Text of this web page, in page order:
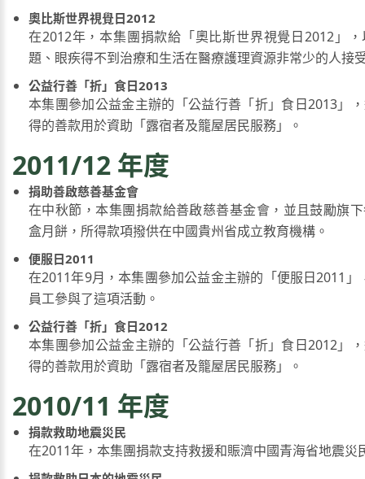
奧比斯世界視覺日2012
在2012年，本集團捐款給「奧比斯世界視覺日2012」
題、眼疾得不到治療和生活在醫療護理資源非常少的人接
公益行善「折」食日2013
本集團參加公益金主辦的「公益行善「折」食日2013」
得的善款用於資助「露宿者及籠屋居民服務」。
2011/12 年度
捐助善啟慈善基金會
在中秋節，本集團捐款給善啟慈善基金會，並且鼓勵旗
盒月餅，所得款項撥供在中國貴州省成立教育機構。
便服日2011
在2011年9月，本集團參加公益金主辦的「便服日2011」
員工參與了這項活動。
公益行善「折」食日2012
本集團參加公益金主辦的「公益行善「折」食日2012」
得的善款用於資助「露宿者及籠屋居民服務」。
2010/11 年度
捐款救助地震災民
在2011年，本集團捐款支持救援和賑濟中國青海省地震災